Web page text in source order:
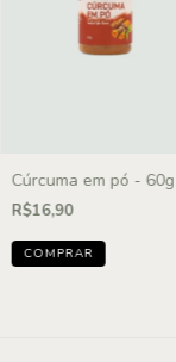
Cúrcuma em pó - 60g
R$16,90